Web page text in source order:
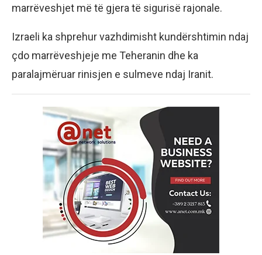
marrëveshjet më të gjera të sigurisë rajonale.
Izraeli ka shprehur vazhdimisht kundërshtimin ndaj
çdo marrëveshjeje me Teheranin dhe ka
paralajmëruar rinisjen e sulmeve ndaj Iranit.